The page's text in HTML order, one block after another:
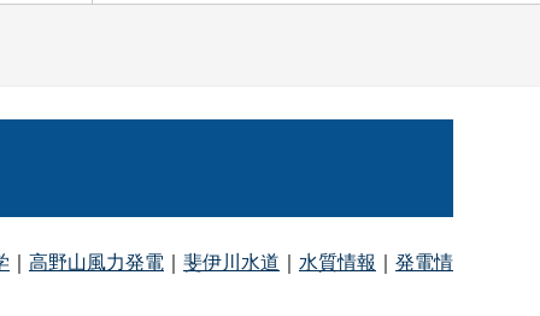
｜ 高野山風力発電 ｜ 斐伊川水道 ｜ 水質情報 ｜ 発電情